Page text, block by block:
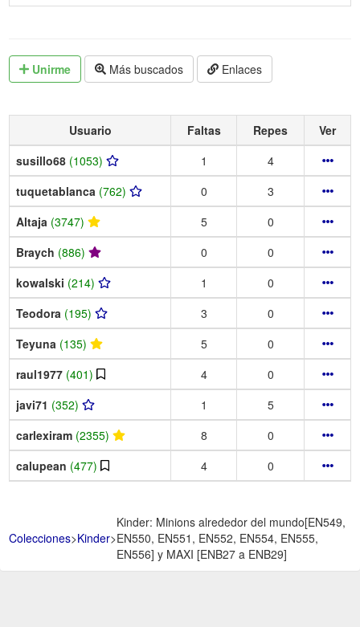
Unirme Más buscados Enlaces
Usuario Faltas Repes
Ver
susillo68 (1053) 1
4
tuquetablanca (762) 0
3
Altaja (3747) 5
0
Braych (886) 0
0
kowalski (214) 1
0
Teodora (195) 3
0
Teyuna (135) 5
0
raul1977 (401) 4
0
javi71 (352) 1
5
carlexiram (2355) 8
0
calupean (477) 4 0
Colecciones>Kinder>
Kinder: Minions alrededor del mundo[EN549,
EN550, EN551, EN552, EN554, EN555,
EN556] y MAXI [ENB27 a ENB29]